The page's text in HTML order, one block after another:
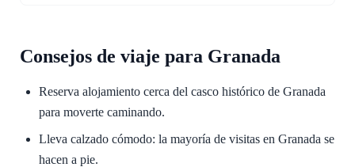
Consejos de viaje para Granada
Reserva alojamiento cerca del casco histórico de Granada
para moverte caminando.
Lleva calzado cómodo: la mayoría de visitas en Granada se
hacen a pie.